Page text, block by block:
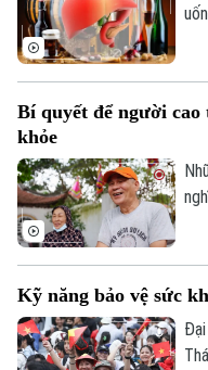
Thời trang
Âm nhạc
Bí quyết để người cao
khỏe
Kỹ năng bảo vệ sức